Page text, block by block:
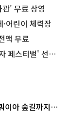
' 무료 상영
어린이 체력장
액 무료
' 선착순 5천명
이아 숲길까지…